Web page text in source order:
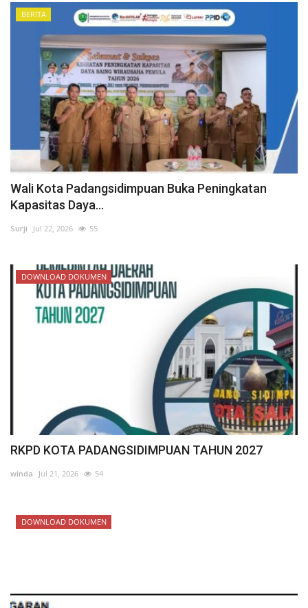
BERITA
Wali Kota Padangsidimpuan Buka Peningkatan
Kapasitas Daya...
Surji Jul 22, 2026 55
DOWNLOAD DOKUMEN
RKPD KOTA PADANGSIDIMPUAN TAHUN 2027
winda Jul 21, 2026 54
DOWNLOAD DOKUMEN